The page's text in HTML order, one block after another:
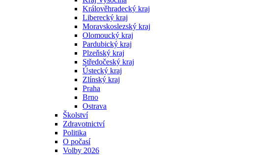
Králověhradecký kraj
Liberecký kraj
Moravskoslezský kraj
Olomoucký kraj
Pardubický kraj
Plzeňský kraj
Středočeský kraj
Ústecký kraj
Zlínský kraj
Praha
Brno
Ostrava
Školství
Zdravotnictví
Politika
O počasí
Volby 2026